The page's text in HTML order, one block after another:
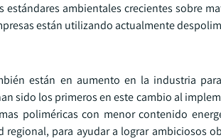
ambientales crecientes sobre
están utilizando actualmente
están en aumento en la industria
sido los primeros en este cambio al
poliméricas con menor contenido
para ayudar a lograr ambiciosos